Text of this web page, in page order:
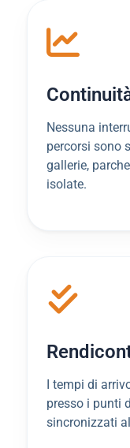
Nessuna
percorsi sono
gallerie,
isolate.
I tempi di
presso i punti
sincronizzati